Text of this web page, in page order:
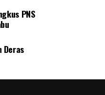
PNS
Deras